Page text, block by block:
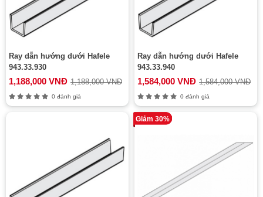
Ray dẫn hướng dưới Hafele
943.33.930
1,188,000 VNĐ 1,188,000 VNĐ
0 đánh giá
Ray dẫn hướng dưới Hafele
943.33.940
1,584,000 VNĐ 1,584,000 VNĐ
0 đánh giá
Giảm 30%